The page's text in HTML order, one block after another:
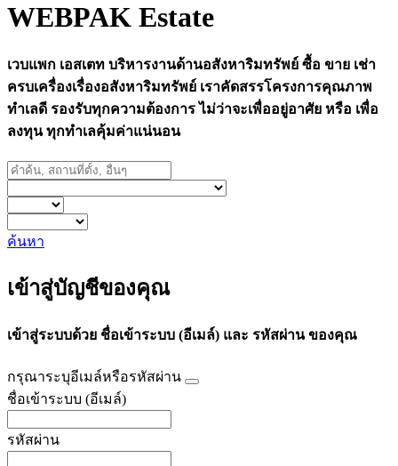
WEBPAK Estate
เวบแพก เอสเตท บริหารงานด้านอสังหาริมทรัพย์ ซื้อ ขาย เช่า
ครบเครื่องเรื่องอสังหาริมทรัพย์ เราคัดสรรโครงการคุณภาพ
ทำเลดี รองรับทุกความต้องการ ไม่ว่าจะเพื่ออยู่อาศัย หรือ เพื่อ
ลงทุน ทุกทำเลคุ้มค่าแน่นอน
ค้นหา
เข้าสู่บัญชีของคุณ
เข้าสู่ระบบด้วย ชื่อเข้าระบบ (อีเมล์) และ รหัสผ่าน ของคุณ
กรุณาระบุอีเมล์หรือรหัสผ่าน
ชื่อเข้าระบบ (อีเมล์)
รหัสผ่าน